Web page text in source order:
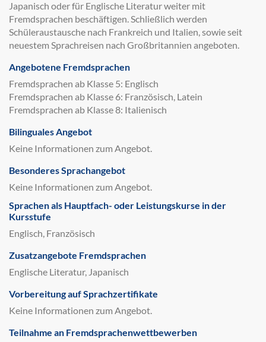
Japanisch oder für Englische Literatur weiter mit
Fremdsprachen beschäftigen. Schließlich werden
Schüleraustausche nach Frankreich und Italien, sowie seit
neuestem Sprachreisen nach Großbritannien angeboten.
Angebotene Fremdsprachen
Fremdsprachen ab Klasse 5: Englisch
Fremdsprachen ab Klasse 6: Französisch, Latein
Fremdsprachen ab Klasse 8: Italienisch
Bilinguales Angebot
Keine Informationen zum Angebot.
Besonderes Sprachangebot
Keine Informationen zum Angebot.
Sprachen als Hauptfach- oder Leistungskurse in der
Kursstufe
Englisch, Französisch
Zusatzangebote Fremdsprachen
Englische Literatur, Japanisch
Vorbereitung auf Sprachzertifikate
Keine Informationen zum Angebot.
Teilnahme an Fremdsprachenwettbewerben